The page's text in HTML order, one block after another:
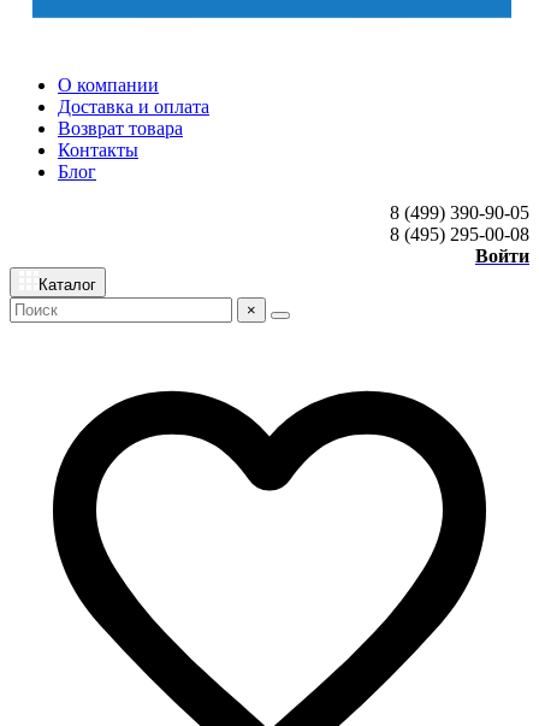
О компании
Доставка и оплата
Возврат товара
Контакты
Блог
8 (499) 390-90-05
8 (495) 295-00-08
Войти
Каталог
×